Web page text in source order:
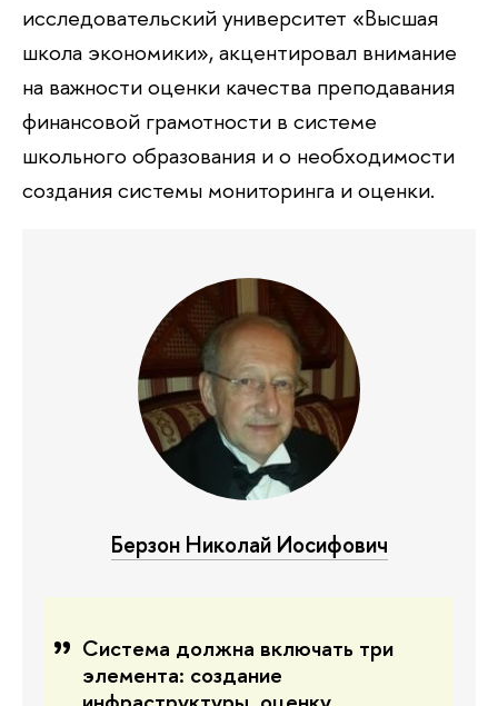
исследовательский университет «Высшая
школа экономики», акцентировал внимание
на важности оценки качества преподавания
финансовой грамотности в системе
школьного образования и о необходимости
создания системы мониторинга и оценки.
Берзон Николай Иосифович
Система должна включать три
элемента: создание